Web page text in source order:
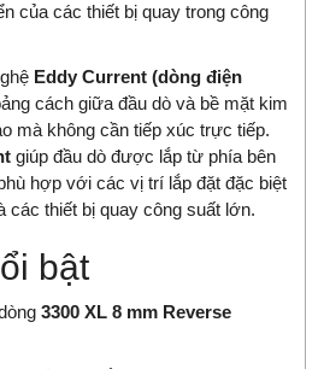
của các thiết bị quay trong công
Eddy Current (dòng điện
cách giữa đầu dò và bề mặt kim
mà không cần tiếp xúc trực tiếp.
giúp đầu dò được lắp từ phía bên
hợp với các vị trí lắp đặt đặc biệt
các thiết bị quay công suất lớn.
bật
3300 XL 8 mm Reverse